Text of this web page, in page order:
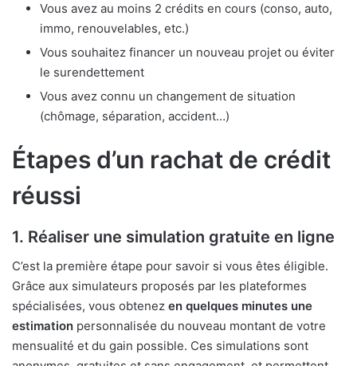
Vous avez au moins 2 crédits en cours (conso, auto,
immo, renouvelables, etc.)
Vous souhaitez financer un nouveau projet ou éviter
le surendettement
Vous avez connu un changement de situation
(chômage, séparation, accident…)
Étapes d’un rachat de crédit
réussi
1. Réaliser une simulation gratuite en ligne
C’est la première étape pour savoir si vous êtes éligible.
Grâce aux simulateurs proposés par les plateformes
spécialisées, vous obtenez en quelques minutes une
estimation personnalisée du nouveau montant de votre
mensualité et du gain possible. Ces simulations sont